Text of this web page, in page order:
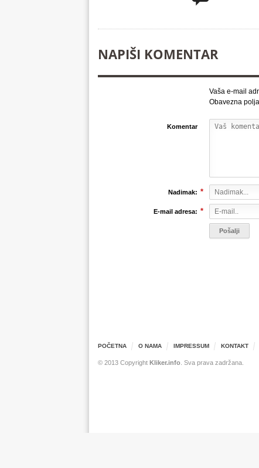
NAPIŠI KOMENTAR
Vaša e-mail
Obavezna
Komentar
Nadimak: *
E-mail adresa: *
POČETNA O NAMA IMPRESSUM KONTAKT
© 2013 Copyright Kliker.info. Sva prava zadržana.